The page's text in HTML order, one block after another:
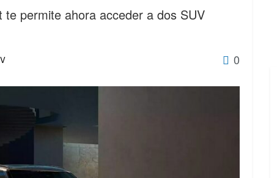
permite ahora acceder a dos SUV
0